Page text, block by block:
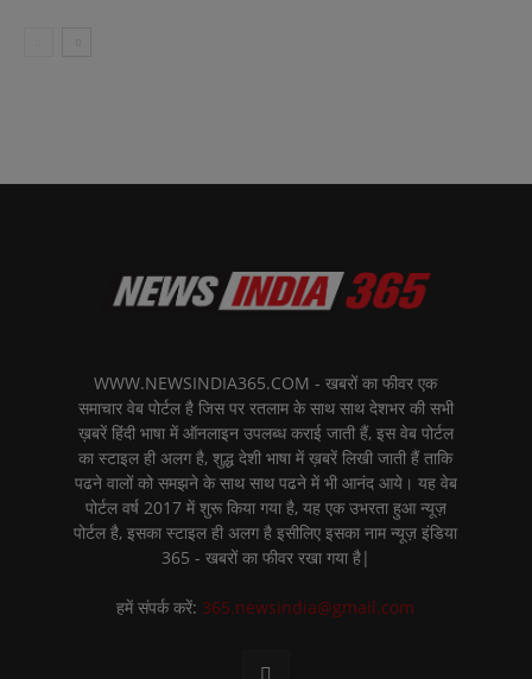
WWW.NEWSINDIA365.COM - खबरों का फीवर एक
समाचार वेब पोर्टल है जिस पर रतलाम के साथ साथ देशभर की सभी
ख़बरें हिंदी भाषा में ऑनलाइन उपलब्ध कराई जाती हैं, इस वेब पोर्टल
का स्टाइल ही अलग है, शुद्ध देशी भाषा में ख़बरें लिखी जाती हैं ताकि
पढने वालों को समझने के साथ साथ पढने में भी आनंद आये। यह वेब
पोर्टल वर्ष 2017 में शुरू किया गया है, यह एक उभरता हुआ न्यूज़
पोर्टल है, इसका स्टाइल ही अलग है इसीलिए इसका नाम न्यूज़ इंडिया
365 - खबरों का फीवर रखा गया है|
हमें संपर्क करें: 365.newsindia@gmail.com